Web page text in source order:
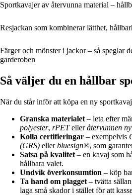
Sportkavajer av återvunna material –
Resjackan som kombinerar lätthet,
Färger och mönster i jackor – så speglar
garderoben
Så väljer du en hållbar
När du står inför att köpa en ny
Granska materialet – leta efter
polyester, rPETelleråtervunnen
Kolla certifieringar – exempelvis
(GRS) ellerbluesign®, som
Satsa på kvalitet – en kavaj som
hållbara valet.
Undvik överkonsumtion – köp
Ta hand om plagget – tvätta
laga små skador i stället för att